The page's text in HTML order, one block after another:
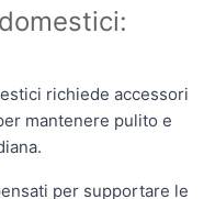
richiede accessori
mantenere pulito e
per supportare le